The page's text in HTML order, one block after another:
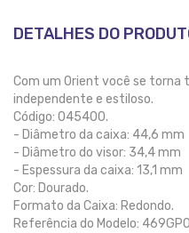
DETALHES DO
Com um Orient você se torna
independente e estiloso.
Código: 045400.
- Diâmetro da caixa: 44,6 mm
- Diâmetro do visor: 34,4 mm
- Espessura da caixa: 13,1 mm
Cor: Dourado.
Formato da Caixa: Redondo.
Referência do Modelo: